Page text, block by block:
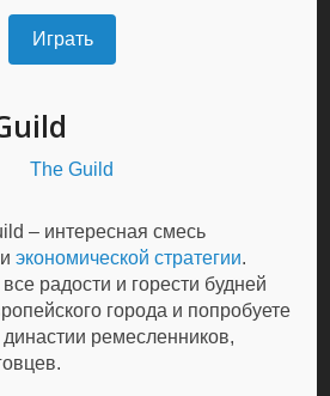
Играть
– интересная смесь
иэкономической стратегии.
радости и горести будней
города и попробуете
ремесленников,